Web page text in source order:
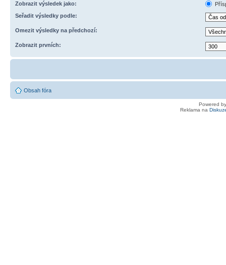
Zobrazit výsledek jako:
Seřadit výsledky podle:
Omezit výsledky na předchozí:
Zobrazit prvních:
Obsah fóra
Powered
Reklama na